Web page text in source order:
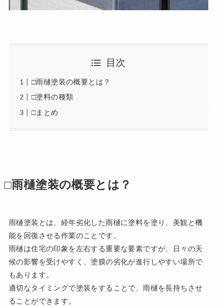
目次
□雨樋塗装の概要とは？
□塗料の種類
□まとめ
□雨樋塗装の概要とは？
雨樋塗装とは、経年劣化した雨樋に塗料を塗り、美観と機
能を回復させる作業のことです。
雨樋は住宅の印象を左右する重要な要素ですが、日々の天
候の影響を受けやすく、塗膜の劣化が進行しやすい場所で
もあります。
適切なタイミングで塗装をすることで、雨樋を長持ちさせ
ることができます。